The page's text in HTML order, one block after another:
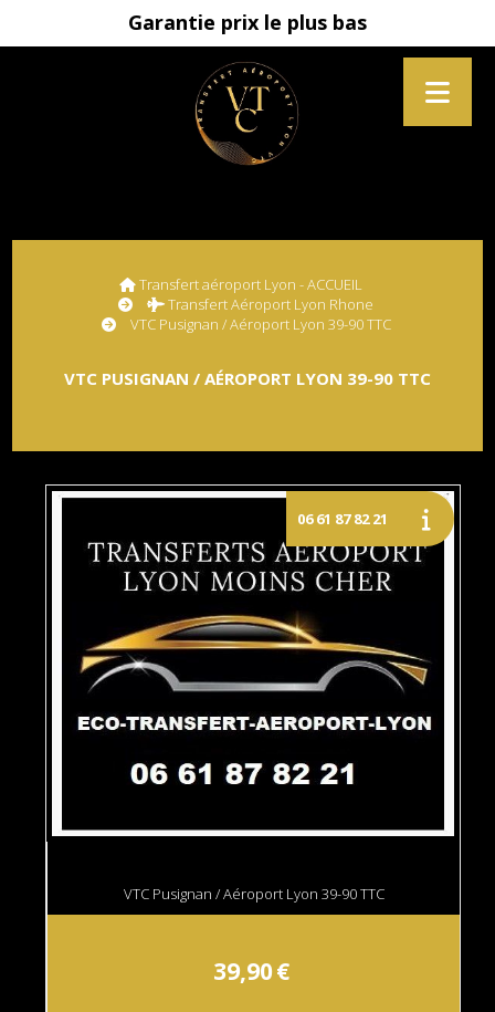
Garantie prix le plus bas
Transfert aéroport Lyon - ACCUEIL
Transfert Aéroport Lyon Rhone
VTC Pusignan / Aéroport Lyon 39-90 TTC
VTC PUSIGNAN / AÉROPORT LYON 39-90 TTC
VTC Pusignan / Aéroport Lyon 39-90 TTC
39,90€